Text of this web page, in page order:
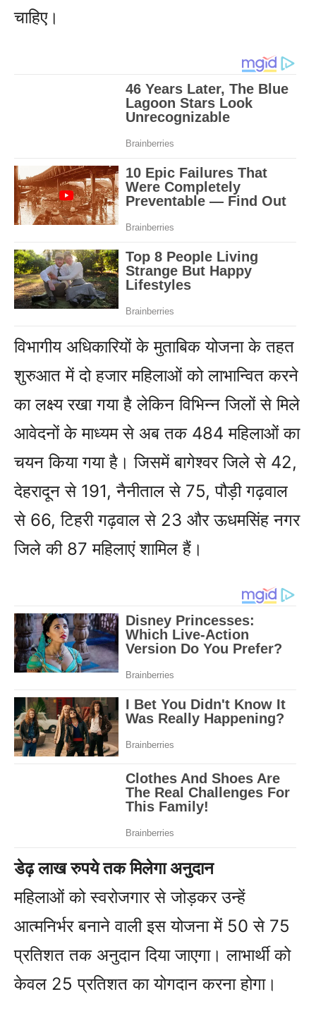
चाहिए।
विभागीय अधिकारियों के मुताबिक योजना के तहत
शुरुआत में दो हजार महिलाओं को लाभान्वित करने
का लक्ष्य रखा गया है लेकिन विभिन्न जिलों से मिले
आवेदनों के माध्यम से अब तक 484 महिलाओं का
चयन किया गया है। जिसमें बागेश्वर जिले से 42,
देहरादून से 191, नैनीताल से 75, पौड़ी गढ़वाल
से 66, टिहरी गढ़वाल से 23 और ऊधमसिंह नगर
जिले की 87 महिलाएं शामिल हैं।
डेढ़ लाख रुपये तक मिलेगा अनुदान
महिलाओं को स्वरोजगार से जोड़कर उन्हें
आत्मनिर्भर बनाने वाली इस योजना में 50 से 75
प्रतिशत तक अनुदान दिया जाएगा। लाभार्थी को
केवल 25 प्रतिशत का योगदान करना होगा।